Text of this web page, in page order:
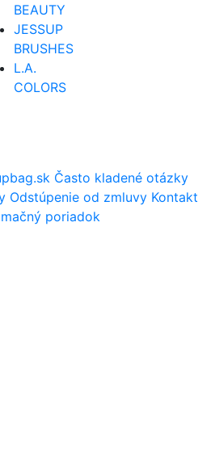
BEAUTY
JESSUP
BRUSHES
L.A.
COLORS
Často kladené otázky
Odstúpenie od zmluvy Kontakt
poriadok